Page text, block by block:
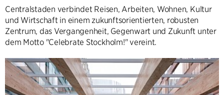
Centralstaden verbindet Reisen, Arbeiten, Wohnen, Kultur
und Wirtschaft in einem zukunftsorientierten, robusten
Zentrum, das Vergangenheit, Gegenwart und Zukunft unter
dem Motto "Celebrate Stockholm!" vereint.